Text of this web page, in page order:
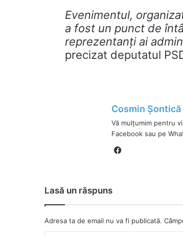
Evenimentul,
a fost un punct de
reprezentanți ai
precizat deputatul
Cosmin Șontică
Vă mulțumim pentru
Facebook sau pe
Lasă un răspuns
Adresa ta de email nu va fi publicată.